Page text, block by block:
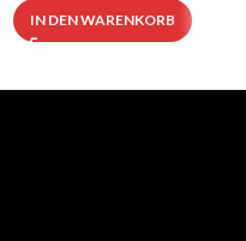
IN DEN WARENKORB